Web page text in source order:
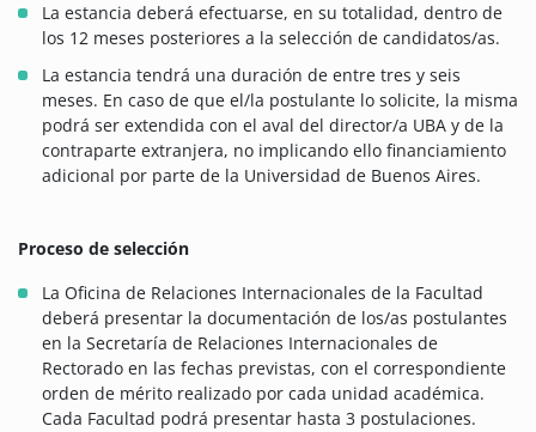
La estancia deberá efectuarse, en su totalidad, dentro de
los 12 meses posteriores a la selección de candidatos/as.
La estancia tendrá una duración de entre tres y seis
meses. En caso de que el/la postulante lo solicite, la misma
podrá ser extendida con el aval del director/a UBA y de la
contraparte extranjera, no implicando ello financiamiento
adicional por parte de la Universidad de Buenos Aires.
Proceso de selección
La Oficina de Relaciones Internacionales de la Facultad
deberá presentar la documentación de los/as postulantes
en la Secretaría de Relaciones Internacionales de
Rectorado en las fechas previstas, con el correspondiente
orden de mérito realizado por cada unidad académica.
Cada Facultad podrá presentar hasta 3 postulaciones.